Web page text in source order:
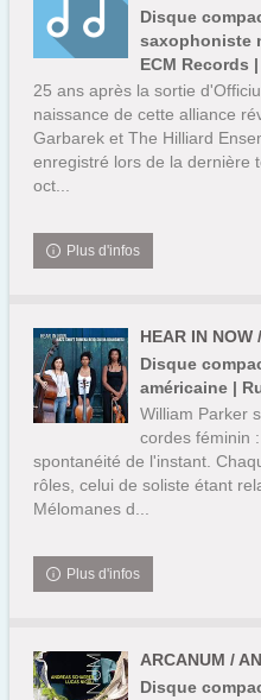
Disque
saxophoniste
ECM Records
25 ans après la sortie
naissance de cette alliance
Garbarek et The Hilliard
enregistré lors de la dernière
oct...
Plus d'infos
HEAR IN NOW
Disque
américaine |
William Parker
cordes féminin
spontanéité de l'instant.
rôles, celui de soliste étant
Mélomanes d...
Plus d'infos
ARCANUM /
Disque